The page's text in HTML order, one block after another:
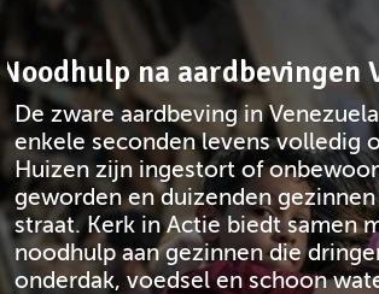
Noodhulp na aardbevingen
De zware aardbeving in
enkele seconden levens volledig
Huizen zijn ingestort of
geworden en duizenden
straat. Kerk in Actie biedt samen
noodhulp aan gezinnen die
onderdak, voedsel en schoon